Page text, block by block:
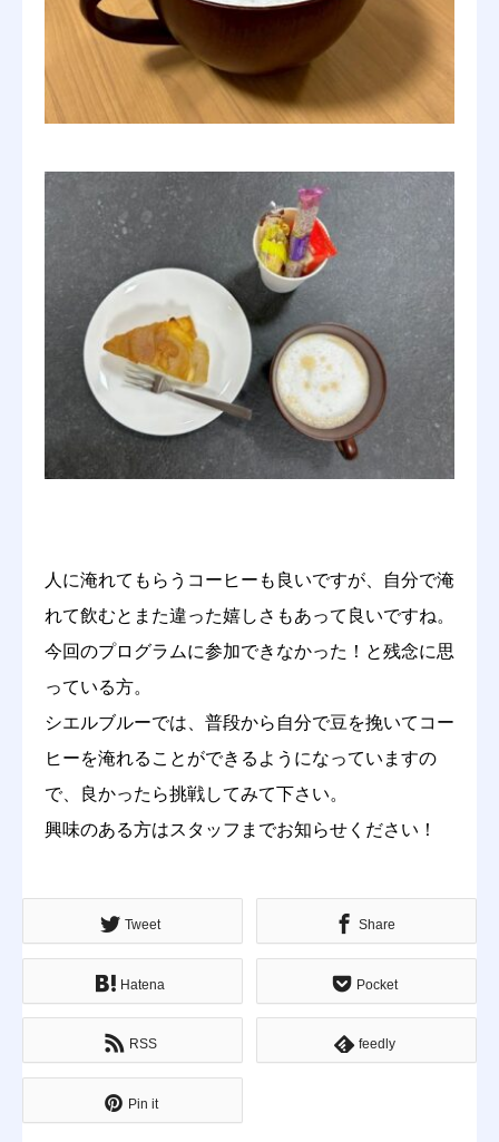
人に淹れてもらうコーヒーも良いですが、自分で淹
れて飲むとまた違った嬉しさもあって良いですね。
今回のプログラムに参加できなかった！と残念に思
っている方。
シエルブルーでは、普段から自分で豆を挽いてコー
ヒーを淹れることができるようになっていますの
で、良かったら挑戦してみて下さい。
興味のある方はスタッフまでお知らせください！
Tweet Share
Hatena Pocket
RSS feedly
Pin it